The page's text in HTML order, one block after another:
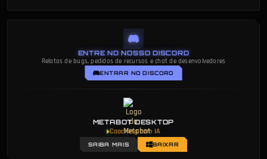
ENTRE NO NOSSO DISCORD
Relatos de bugs, pedidos de recursos e chat de desenvolvedores
ENTRAR NO DISCORD
METABOT DESKTOP
Coaching com IA
SAIBA MAIS BAIXAR